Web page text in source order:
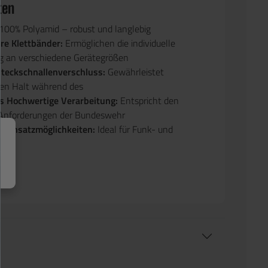
100% Polyamid – robust und langlebig
Klettbänder: Ermöglichen die individuelle
an verschiedene Gerätegrößen
Gewährleistet
Halt während des
Hochwertige Verarbeitung: Entspricht den
der Bundeswehr
Einsatzmöglichkeiten: Ideal für Funk- und